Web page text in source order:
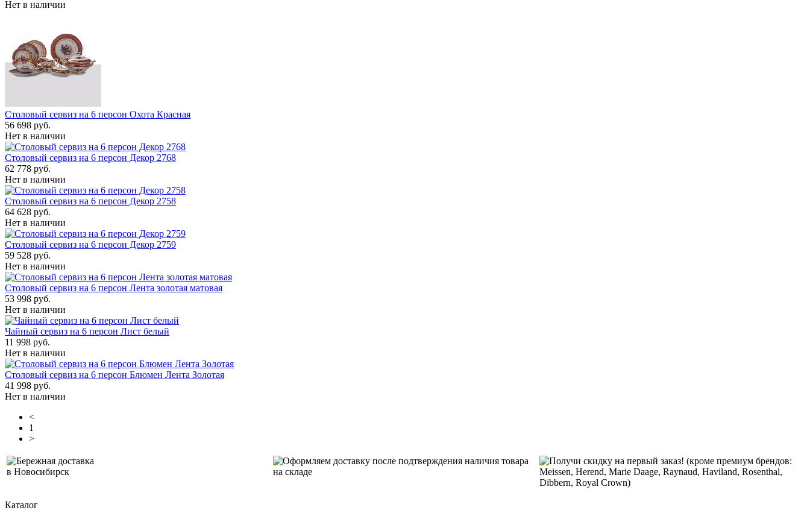
Нет в наличии
Столовый сервиз на 6 персон Охота Красная
56 698 руб.
Нет в наличии
Столовый сервиз на 6 персон Декор 2768
62 778 руб.
Нет в наличии
Столовый сервиз на 6 персон Декор 2758
64 628 руб.
Нет в наличии
Столовый сервиз на 6 персон Декор 2759
59 528 руб.
Нет в наличии
Столовый сервиз на 6 персон Лента золотая матовая
53 998 руб.
Нет в наличии
Чайный сервиз на 6 персон Лист белый
11 998 руб.
Нет в наличии
Столовый сервиз на 6 персон Блюмен Лента Золотая
41 998 руб.
Нет в наличии
<
1
>
Бережная доставка
в Новосибирск
Оформляем доставку после подтверждения наличия товара
на складе
Получи скидку на первый заказ! (кроме премиум брендов:
Meissen, Herend, Marie Daage, Raynaud, Haviland, Rosenthal,
Dibbern, Royal Crown)
Каталог